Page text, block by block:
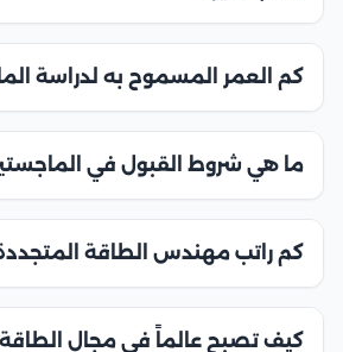
كم العمر المسموح به لدراسة
ما هي شروط القبول في
كم راتب مهندس الطاقة
كيف تصبح عالماً في مجال الطاقة